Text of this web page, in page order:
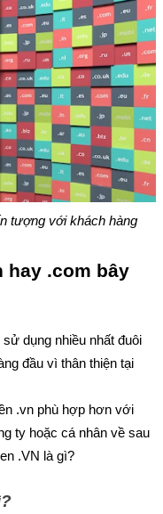
tượng với khách hàng
hay .com bây
dụng nhiều nhất đuôi
đầu vì thân thiện tại
.vn phù hợp hơn với
ty hoặc cá nhân về sau
.VN là gì?